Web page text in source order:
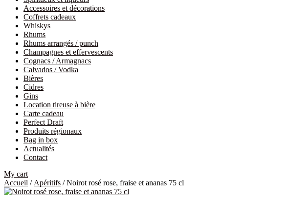
Accessoires et décorations
Coffrets cadeaux
Whiskys
Rhums
Rhums arrangés / punch
Champagnes et effervescents
Cognacs / Armagnacs
Calvados / Vodka
Bières
Cidres
Gins
Location tireuse à bière
Carte cadeau
Perfect Draft
Produits régionaux
Bag in box
Actualités
Contact
My cart
Accueil / Apéritifs / Noirot rosé rose, fraise et ananas 75 cl